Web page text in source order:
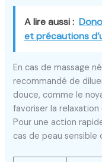
A lire aussi :
et précautions
En cas de massage
recommandé de
douce, comme le
favoriser la
Pour une action
cas de peau sensible